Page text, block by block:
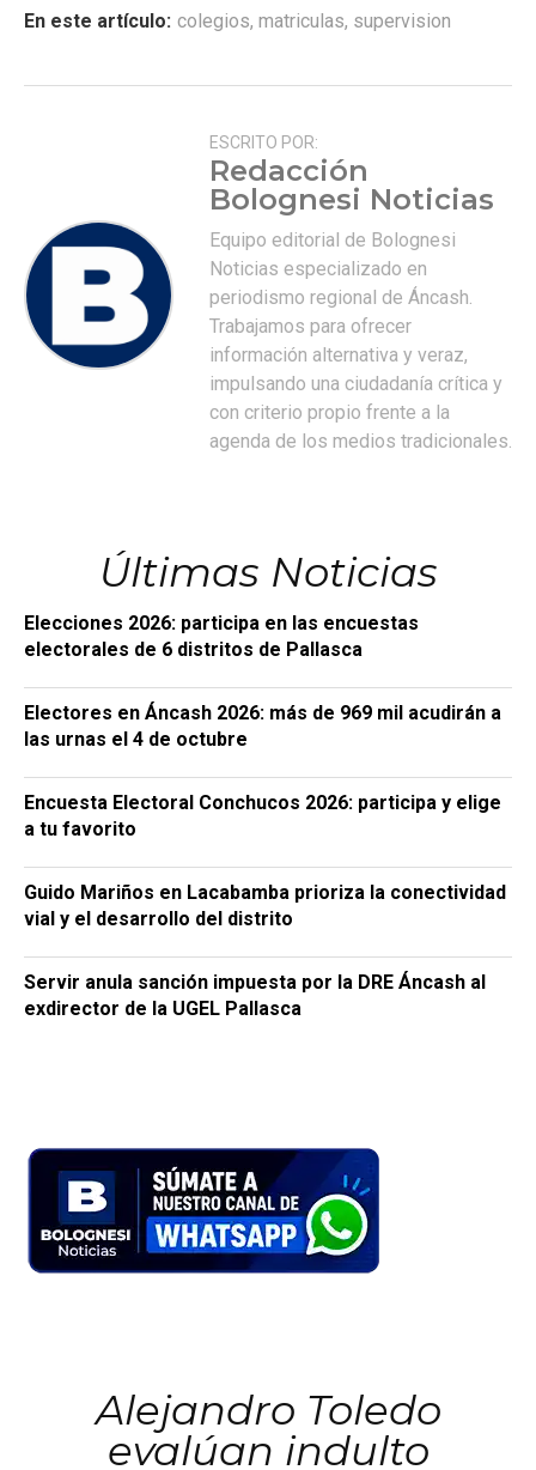
En este artículo: colegios, matriculas, supervision
ESCRITO POR:
Redacción
Bolognesi Noticias
Equipo editorial de Bolognesi
Noticias especializado en
periodismo regional de Áncash.
Trabajamos para ofrecer
información alternativa y veraz,
impulsando una ciudadanía crítica y
con criterio propio frente a la
agenda de los medios tradicionales.
Últimas Noticias
Elecciones 2026: participa en las encuestas
electorales de 6 distritos de Pallasca
Electores en Áncash 2026: más de 969 mil acudirán a
las urnas el 4 de octubre
Encuesta Electoral Conchucos 2026: participa y elige
a tu favorito
Guido Mariños en Lacabamba prioriza la conectividad
vial y el desarrollo del distrito
Servir anula sanción impuesta por la DRE Áncash al
exdirector de la UGEL Pallasca
Alejandro Toledo
evalúan indulto